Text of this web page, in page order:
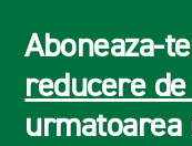
Aboneaza-
reducere
urmatoarea